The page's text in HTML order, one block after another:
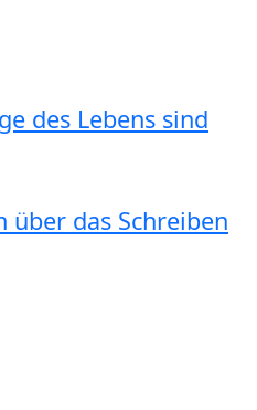
des Lebens sind
über das Schreiben